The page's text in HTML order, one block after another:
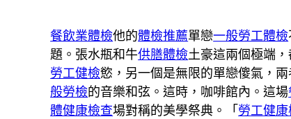
餐飲業體檢他的體檢推薦單戀一般勞工體檢
題。張水瓶和牛供膳體檢土豪這兩個極端
勞工健檢慾，另一個是無限的單戀傻氣，
般勞檢的音樂和弦。這時，咖啡館內。這場
體健康檢查場對稱的美學祭典。「 勞工健康